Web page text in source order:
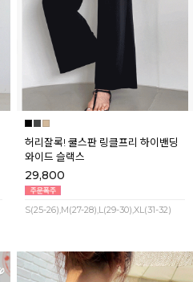
허리잘록! 쿨스판 링클프리 하이밴딩
와이드 슬랙스
29,800
S(25-26),M(27-28),L(29-30),XL(31-32)